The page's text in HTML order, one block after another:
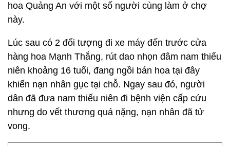
hoa Quảng An với một số người cùng làm ở chợ
này.
Lúc sau có 2 đối tượng đi xe máy đến trước cửa
hàng hoa Mạnh Thắng, rút dao nhọn đâm nam thiếu
niên khoảng 16 tuổi, đang ngồi bán hoa tại đây
khiến nạn nhân gục tại chỗ. Ngay sau đó, người
dân đã đưa nam thiếu niên đi bệnh viện cấp cứu
nhưng do vết thương quá nặng, nạn nhân đã tử
vong.